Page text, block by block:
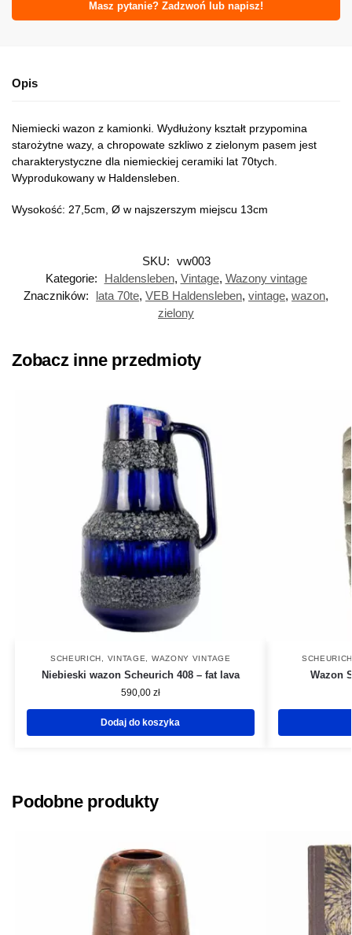
Masz pytanie? Zadzwoń lub napisz!
Opis
Niemiecki wazon z kamionki. Wydłużony kształt przypomina
starożytne wazy, a chropowate szkliwo z zielonym pasem jest
charakterystyczne dla niemieckiej ceramiki lat 70tych.
Wyprodukowany w Haldensleben.
Wysokość: 27,5cm, Ø w najszerszym miejscu 13cm
SKU: vw003
Kategorie:
Haldensleben, Vintage, Wazony vintage
Znaczników:
lata 70te, VEB Haldensleben, vintage, wazon,
zielony
Zobacz inne przedmioty
SCHEURICH VINTAGE WAZONY VINTAGE
Niebieski wazon Scheurich 408 – fat lava
590,00 zł
Dodaj do koszyka
Wazon
Podobne produkty